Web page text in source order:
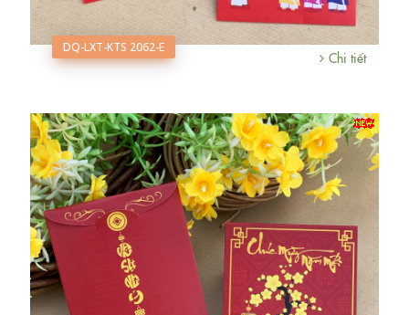
DQ-LXT-KTS 2062-E
Chi tiết